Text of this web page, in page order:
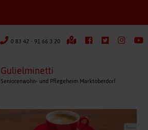
0 83 42 - 91 66 3 20
Gulielminetti
Seniorenwohn- und Pflegeheim Marktoberdorf